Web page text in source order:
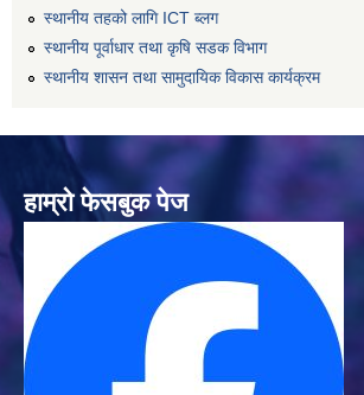
स्थानीय तहको लागि ICT ब्लग
स्थानीय पूर्वाधार तथा कृषि सडक विभाग
स्थानीय शासन तथा सामुदायिक विकास कार्यक्रम
हाम्रो फेसबुक पेज